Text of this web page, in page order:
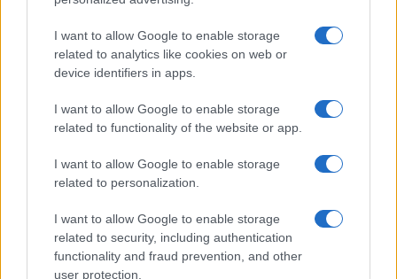
I want to allow Google to enable storage
related to analytics like cookies on web or
device identifiers in apps.
I want to allow Google to enable storage
related to functionality of the website or app.
I want to allow Google to enable storage
related to personalization.
I want to allow Google to enable storage
related to security, including authentication
functionality and fraud prevention, and other
user protection.
A Samsung hivatalosan is
megerősítette a One UI 7
megjelenésének idejét
2025.03.05| Android Headlines
frissítés megjelenési időkeretét, bár a modellenkénti
konkrét dátum továbbra is hiányzik.
KAPCSOLÓDÓ HÍREK